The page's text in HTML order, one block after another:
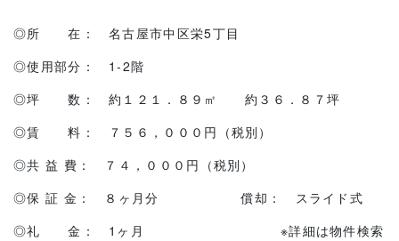
◎所 在： 名古屋市中区栄5丁目
◎使用部分： 1-2階
◎坪 数： 約１２１．８９㎡ 約３６．８７坪
◎賃 料： ７５６，０００円（税別）
◎共 益 費： ７４，０００円（税別）
◎保 証 金： ８ヶ月分 償却： スライド式
◎礼 金： 1ヶ月 ※詳細は物件検索